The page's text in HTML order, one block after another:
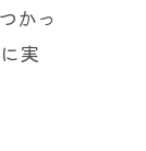
かっ
実